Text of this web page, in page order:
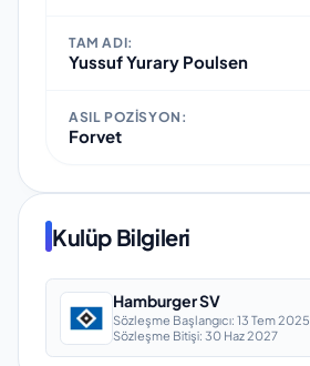
TAM ADI:
Yussuf Yurary Poulsen
ASIL POZISYON:
Forvet
Kulüp Bilgileri
Hamburger SV
Sözleşme Başlangıcı: 13 Tem 2025
Sözleşme Bitişi: 30 Haz 2027